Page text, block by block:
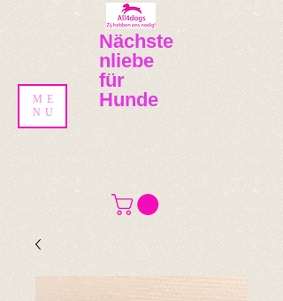
Nächste
nliebe
für
Hunde
ME
NU